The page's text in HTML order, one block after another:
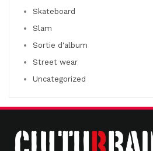
Skateboard
Slam
Sortie d'album
Street wear
Uncategorized